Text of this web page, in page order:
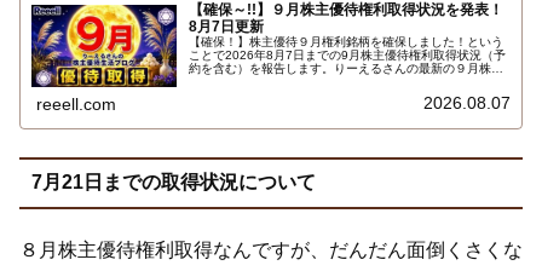
【確保～!!】９月株主優待権利取得状況を発表！
8月7日更新
【確保！】株主優待９月権利銘柄を確保しました！という
ことで2026年8月7日までの9月株主優待権利取得状況（予
約を含む）を報告します。りーえるさんの最新の９月株主
reeell.com 2026.08.07
7月21日までの取得状況について
８月株主優待権利取得なんですが、だんだん面倒くさくな